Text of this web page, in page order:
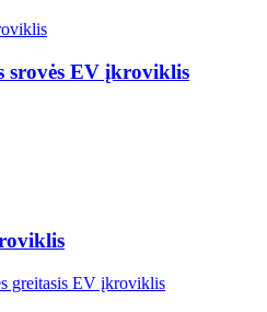
srovės EV įkroviklis